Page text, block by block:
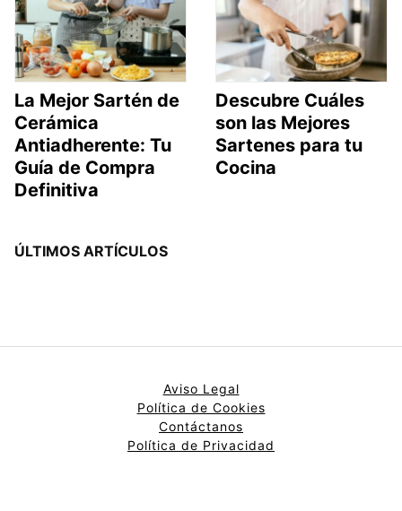
La Mejor Sartén de
Cerámica
Antiadherente: Tu
Guía de Compra
Definitiva
Descubre Cuáles
son las Mejores
Sartenes para tu
Cocina
ÚLTIMOS ARTÍCULOS
Aviso Legal
Política de Cookies
Contáctanos
Política de Privacidad